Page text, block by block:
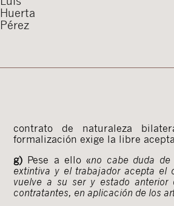
Huerta
Pérez
contrato de naturaleza
formalización exige la libre
g) Pese a ello «no cabe duda
extintiva y el trabajador acepta el
vuelve a su ser y estado anterior
contratantes, en aplicación de los